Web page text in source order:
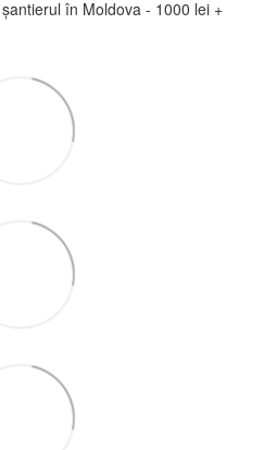
în Moldova - 1000 lei +